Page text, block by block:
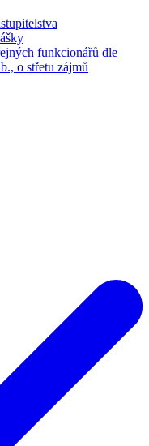
funkcionářů dle
o střetu zájmů